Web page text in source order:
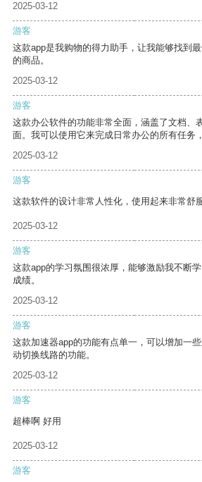
2025-03-12
游客
这款app是我购物的得力助手，让我能够找到
的商品。
2025-03-12
游客
这款办公软件的功能非常全面，涵盖了文档、
面。我可以使用它来完成日常办公的所有任务
2025-03-12
游客
这款软件的设计非常人性化，使用起来非常舒服
2025-03-12
游客
这款app的学习氛围很浓厚，能够激励我不断
成绩。
2025-03-12
游客
这款加速器app的功能有点单一，可以增加一
动切换线路的功能。
2025-03-12
游客
超棒啊 好用
2025-03-12
游客